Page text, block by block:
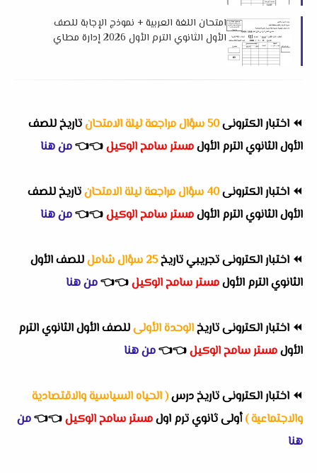
امتحان اللغة العربية + نموذج الإجابة للصف
الأول الثانوي الترم الأول 2026 إدارة مطاي
⏪ اختبار الكترونى50 سؤال مراجعة ليلة الامتحان
تاريخ للصف
الأول الثانوي الترم الأولمستر سامح الوكيل👈
👈من هنا
⏪ اختبار الكترونى40 سؤال مراجعة ليلة الامتحان
تاريخ للصف
الأول الثانوي الترم الأولمستر سامح الوكيل👈
👈من هنا
⏪ اختبار الكترونى تجريبي تاريخ25 سؤال شامل
للصف الأول
الثانوي الترم الأولمستر سامح الوكيل👈
👈من هنا
⏪ اختبار الكترونى تاريخالوحدة الأولىللصف الأول الثانوي الترم
الأولمستر سامح الوكيل👈
👈من هنا
⏪ اختبار الكترونى تاريخ درس( الحياه السياسية والاقتصادية
والاجتماعية )أولى ثانوي ترم اولمستر سامح الوكيل👈
👈من
هنا